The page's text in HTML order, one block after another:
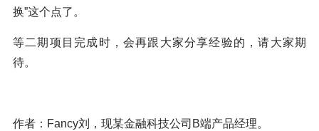
换”这个点了。
等二期项目完成时，会再跟大家分享经验的，请大家期
待。
作者：Fancy刘，现某金融科技公司B端产品经理。